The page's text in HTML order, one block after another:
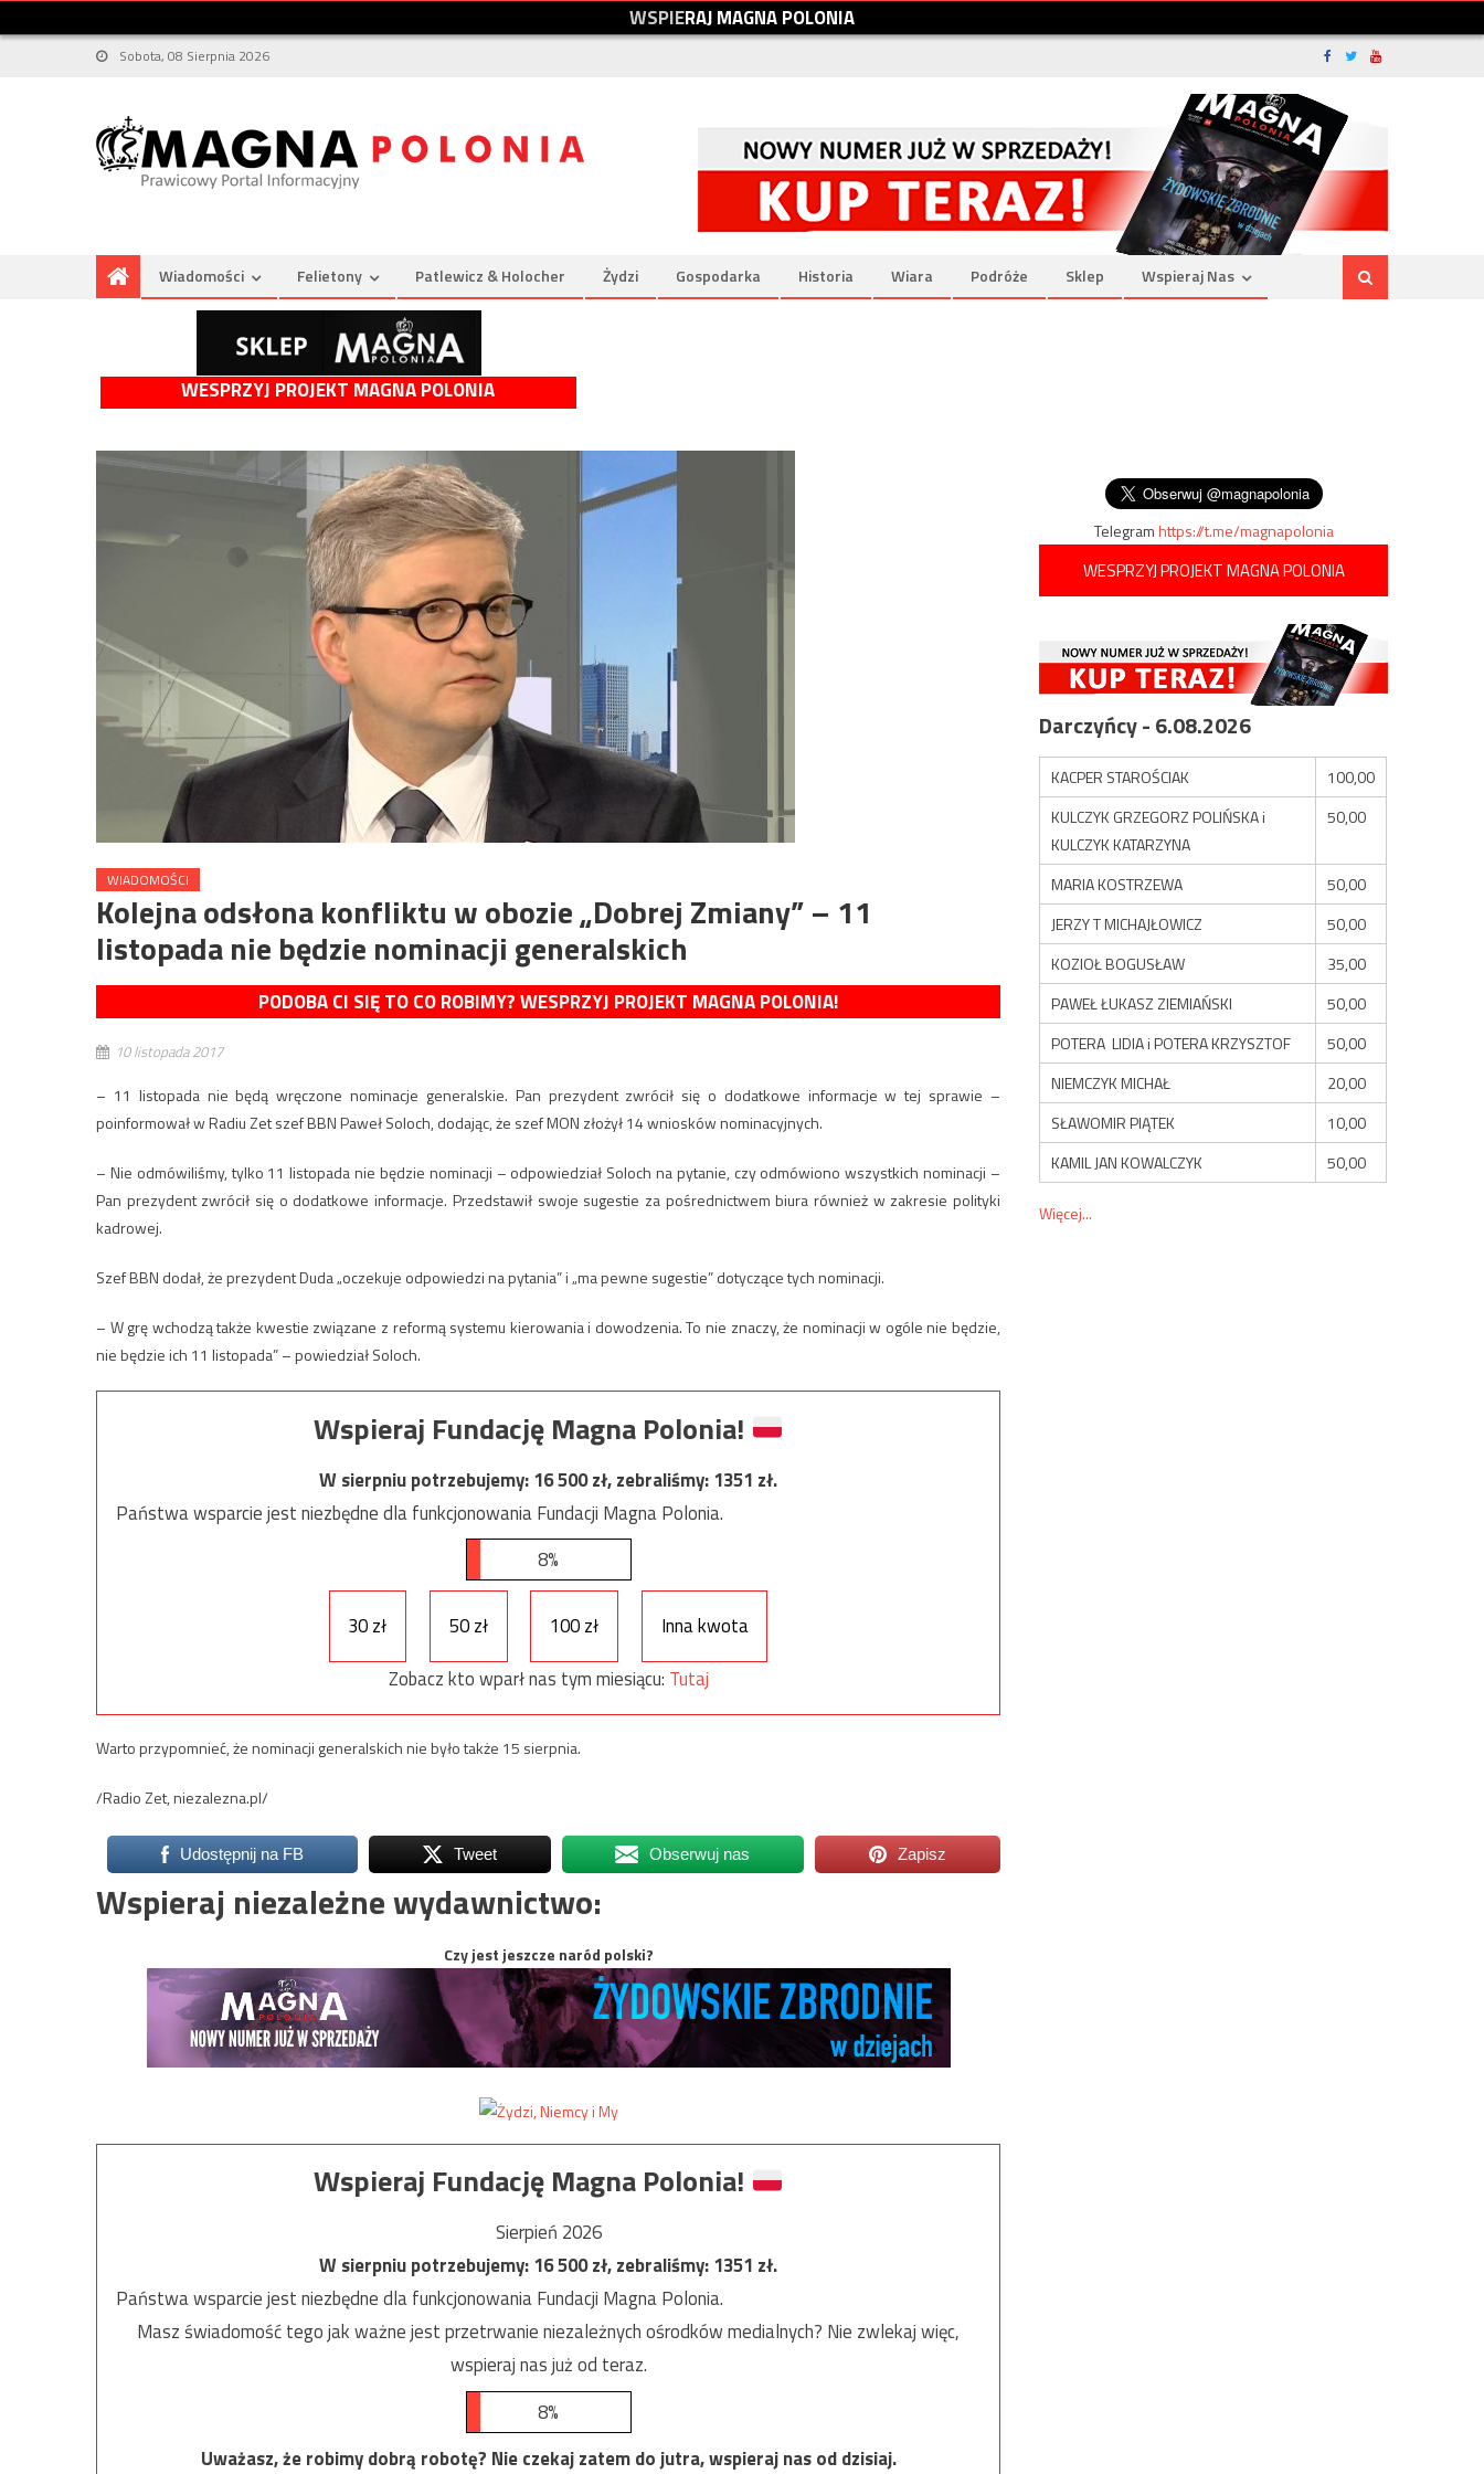
WSPIERAJMAGNAPOLONIA
Sobota, 08 Sierpnia 2026
Wiadomości Felietony Patlewicz & Holocher Żydzi Gospodarka Historia Wiara Podróże Sklep Wspieraj Nas
WESPRZYJ PROJEKT MAGNA POLONIA
WIADOMOŚCI
Kolejna odsłona konfliktu w obozie „Dobrej Zmiany” – 11
listopada nie będzie nominacji generalskich
PODOBA CI SIĘ TO CO ROBIMY? WESPRZYJ PROJEKT MAGNA POLONIA!
10 listopada 2017
– 11 listopada nie będą wręczone nominacje generalskie. Pan prezydent zwrócił się o dodatkowe informacje w tej sprawie –
poinformował w Radiu Zet szef BBN Paweł Soloch, dodając, że szef MON złożył 14 wniosków nominacyjnych.
– Nie odmówiliśmy, tylko 11 listopada nie będzie nominacji – odpowiedział Soloch na pytanie, czy odmówiono wszystkich nominacji –
Pan prezydent zwrócił się o dodatkowe informacje. Przedstawił swoje sugestie za pośrednictwem biura również w zakresie polityki
kadrowej.
Szef BBN dodał, że prezydent Duda „oczekuje odpowiedzi na pytania” i „ma pewne sugestie” dotyczące tych nominacji.
– W grę wchodzą także kwestie związane z reformą systemu kierowania i dowodzenia. To nie znaczy, że nominacji w ogóle nie będzie,
nie będzie ich 11 listopada” – powiedział Soloch.
Wspieraj Fundację Magna Polonia!
W sierpniu potrzebujemy:16 500zł, zebraliśmy:1351 zł.
Państwa wsparcie jest niezbędne dla funkcjonowania Fundacji Magna Polonia.
8%
30 zł 50 zł 100 zł
Inna kwota
Zobacz kto wparł nas tym miesiącu: Tutaj
Warto przypomnieć, że nominacji generalskich nie było także 15 sierpnia.
/Radio Zet, niezalezna.pl/
Udostępnij na FB Tweet Obserwuj nas Zapisz
Wspieraj niezależne wydawnictwo:
Czy jest jeszcze naród polski?
Wspieraj Fundację Magna Polonia!
Sierpień 2026
W sierpniu potrzebujemy:16 500zł, zebraliśmy:1351 zł.
Państwa wsparcie jest niezbędne dla funkcjonowania Fundacji Magna Polonia.
Masz świadomość tego jak ważne jest przetrwanie niezależnych ośrodków medialnych? Nie zwlekaj więc,
wspieraj nas już od teraz.
8%
Uważasz, że robimy dobrą robotę? Nie czekaj zatem do jutra, wspieraj nas od dzisiaj.
Telegramhttps://t.me/magnapolonia
WESPRZYJ PROJEKT MAGNA POLONIA
Darczyńcy - 6.08.2026
KACPER STAROŚCIAK
100,00
KULCZYK GRZEGORZ POLIŃSKA i
KULCZYK KATARZYNA
50,00
MARIA KOSTRZEWA
50,00
JERZY T MICHAJŁOWICZ
50,00
KOZIOŁ BOGUSŁAW
35,00
PAWEŁ ŁUKASZ ZIEMIAŃSKI
50,00
POTERA LIDIA i POTERA KRZYSZTOF
50,00
NIEMCZYK MICHAŁ
20,00
SŁAWOMIR PIĄTEK
10,00
KAMIL JAN KOWALCZYK
50,00
Więcej...